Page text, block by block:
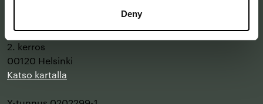
Deny
Annankatu 16 B 25
2. kerros
00120 Helsinki
Katso kartalla